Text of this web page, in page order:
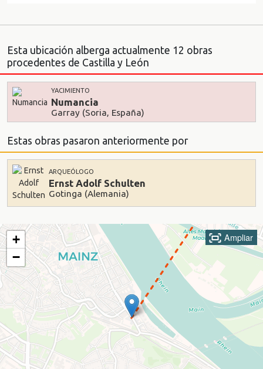
Esta ubicación alberga actualmente 12 obras
procedentes de Castilla y León
YACIMIENTO
Numancia
Garray (Soria, España)
Estas obras pasaron anteriormente por
ARQUEÓLOGO
Ernst Adolf Schulten
Gotinga (Alemania)
Ampliar
+
−